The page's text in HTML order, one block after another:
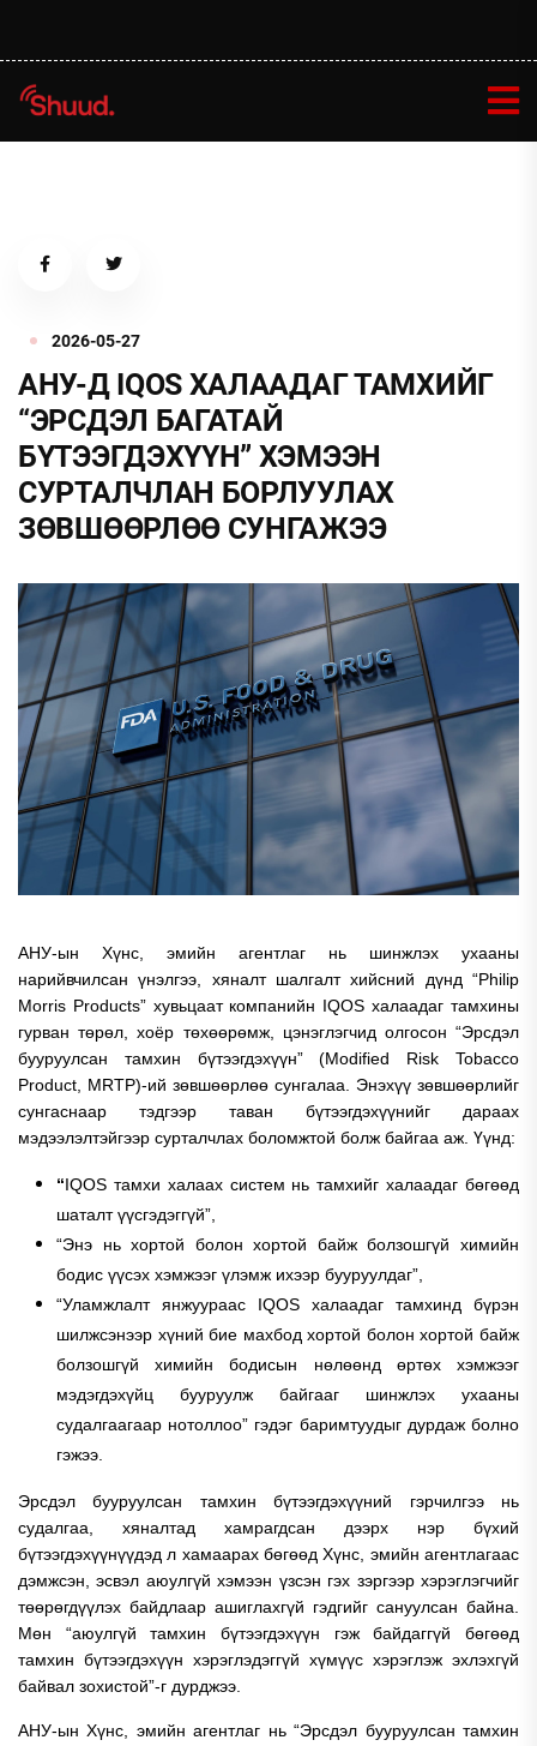
2026-05-27
АНУ-Д IQOS ХАЛААДАГ ТАМХИЙГ
“ЭРСДЭЛ БАГАТАЙ
БҮТЭЭГДЭХҮҮН” ХЭМЭЭН
СУРТАЛЧЛАН БОРЛУУЛАХ
ЗӨВШӨӨРЛӨӨ СУНГАЖЭЭ
АНУ-ын Хүнс, эмийн агентлаг нь шинжлэх ухааны
нарийвчилсан үнэлгээ, хяналт шалгалт хийсний дүнд “Philip
Morris Products” хувьцаат компанийн IQOS халаадаг тамхины
гурван төрөл, хоёр төхөөрөмж, цэнэглэгчид олгосон “Эрсдэл
бууруулсан тамхин бүтээгдэхүүн” (Modified Risk Tobacco
Product, MRTP)-ий зөвшөөрлөө сунгалаа. Энэхүү зөвшөөрлийг
сунгаснаар тэдгээр таван бүтээгдэхүүнийг дараах
мэдээлэлтэйгээр сурталчлах боломжтой болж байгаа аж. Үүнд:
“IQOS тамхи халаах систем нь тамхийг халаадаг бөгөөд
шаталт үүсгэдэггүй”,
“Энэ нь хортой болон хортой байж болзошгүй химийн
бодис үүсэх хэмжээг үлэмж ихээр бууруулдаг”,
“Уламжлалт янжуураас IQOS халаадаг тамхинд бүрэн
шилжсэнээр хүний бие махбод хортой болон хортой байж
болзошгүй химийн бодисын нөлөөнд өртөх хэмжээг
мэдэгдэхүйц бууруулж байгааг шинжлэх ухааны
судалгаагаар нотоллоо” гэдэг баримтуудыг дурдаж болно
гэжээ.
Эрсдэл бууруулсан тамхин бүтээгдэхүүний гэрчилгээ нь
судалгаа, хяналтад хамрагдсан дээрх нэр бүхий
бүтээгдэхүүнүүдэд л хамаарах бөгөөд Хүнс, эмийн агентлагаас
дэмжсэн, эсвэл аюулгүй хэмээн үзсэн гэх зэргээр хэрэглэгчийг
төөрөгдүүлэх байдлаар ашиглахгүй гэдгийг сануулсан байна.
Мөн “аюулгүй тамхин бүтээгдэхүүн гэж байдаггүй бөгөөд
тамхин бүтээгдэхүүн хэрэглэдэггүй хүмүүс хэрэглэж эхлэхгүй
байвал зохистой”-г дурджээ.
АНУ-ын Хүнс, эмийн агентлаг нь “Эрсдэл бууруулсан тамхин